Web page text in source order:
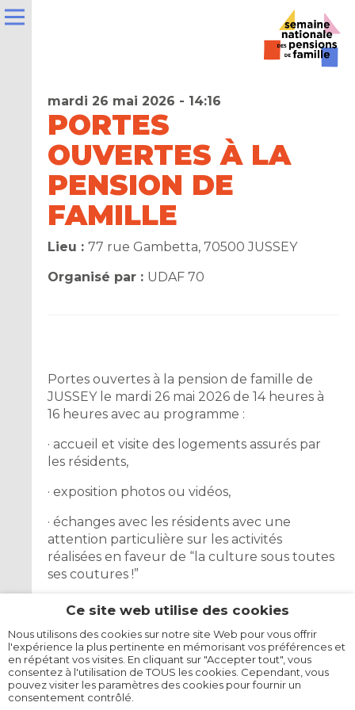
mardi 26 mai 2026 - 14:16
PORTES
OUVERTES À LA
PENSION DE
FAMILLE
Lieu :77 rue Gambetta, 70500 JUSSEY
Organisé par : UDAF 70
Portes ouvertes à la pension de famille de
JUSSEY le mardi 26 mai 2026 de 14 heures à
16 heures avec au programme :
· accueil et visite des logements assurés par
les résidents,
· exposition photos ou vidéos,
· échanges avec les résidents avec une
attention particulière sur les activités
réalisées en faveur de “la culture sous toutes
ses coutures !”
et ceci bien entendu dans un moment de
Contact : Cécile LESCUYER
Numéro de téléphone :06.41.25.38.96.
Adresse mail :cecile.lescuyer@udaf70.fr
Ce site web utilise des cookies
Nous utilisons des cookies sur notre site Web pour vous offrir
l'expérience la plus pertinente en mémorisant vos préférences et
en répétant vos visites. En cliquant sur "Accepter tout", vous
consentez à l'utilisation de TOUS les cookies. Cependant, vous
pouvez visiter les paramètres des cookies pour fournir un
consentement contrôlé.